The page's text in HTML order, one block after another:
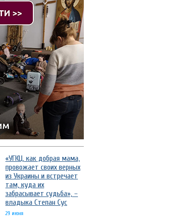
«УГКЦ, как добрая мама,
провожает своих верных
из Украины и встречает
там, куда их
забрасывает судьба», –
владыка Степан Сус
29 июня